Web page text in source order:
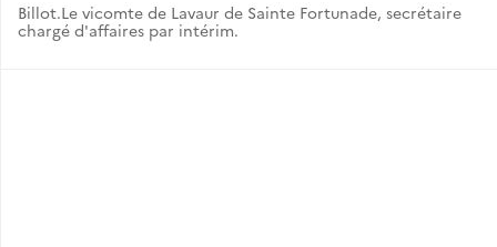
Billot.Le vicomte de Lavaur de Sainte Fortunade, secrétaire
chargé d'affaires par intérim.